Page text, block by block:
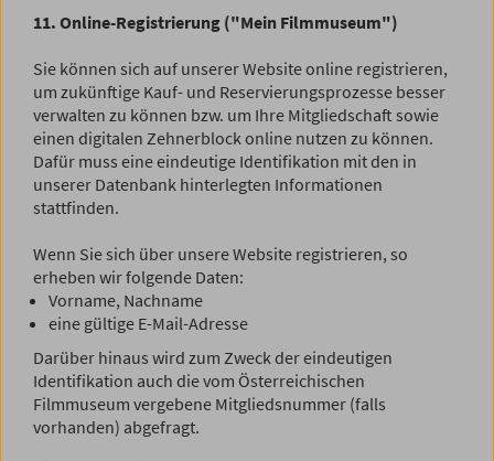
11. Online-Registrierung ("Mein Filmmuseum")
Sie können sich auf unserer Website online registrieren,
um zukünftige Kauf- und Reservierungsprozesse besser
verwalten zu können bzw. um Ihre Mitgliedschaft sowie
einen digitalen Zehnerblock online nutzen zu können.
Dafür muss eine eindeutige Identifikation mit den in
unserer Datenbank hinterlegten Informationen
stattfinden.
Wenn Sie sich über unsere Website registrieren, so
erheben wir folgende Daten:
Vorname, Nachname
eine gültige E-Mail-Adresse
Darüber hinaus wird zum Zweck der eindeutigen
Identifikation auch die vom Österreichischen
Filmmuseum vergebene Mitgliedsnummer (falls
vorhanden) abgefragt.